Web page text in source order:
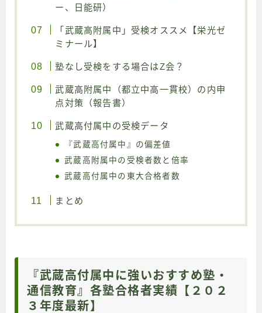
ー、日能研）
「武蔵高附属中」受検オススメ【栄光ゼ
ミナール】
塾なし受検をする場合はZ会？
武蔵高附属中（都立中高一貫校）の内申
点対策（報告書）
武蔵高付属中の受検データ
『武蔵高付属中』の偏差値
武蔵高附属中の受検者数と倍率
武蔵高付属中の東大合格者数
まとめ
『武蔵高付属中に強いおすすめ塾・
通信教育』各塾合格者実績【２０２
３年度最新】